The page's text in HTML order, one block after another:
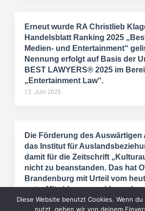
Erneut wurde RA Christlieb
Handelsblatt Ranking 2025
Medien- und Entertainment“
Nennung erfolgt auf Basis der
BEST LAWYERS® 2025 im
„Entertainment Law“.
12. Juni 2025
Die Förderung des Auswärtigen
das Institut für
damit für die Zeitschrift
nicht zu beanstanden. Das hat
Brandenburg mit Urteil vom
unter Mitwirkung von
Klage eines konkurrierenden
Diese Website benutzt Cookies. Wenn
nutzt, gehen wir von deinem